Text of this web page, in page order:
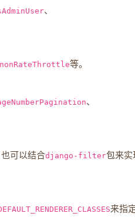
、
等。
、
可以结合django-filter包来实
来指